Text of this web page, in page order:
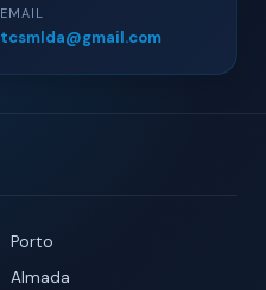
EMAIL
tcsmlda@gmail.com
Porto
Almada